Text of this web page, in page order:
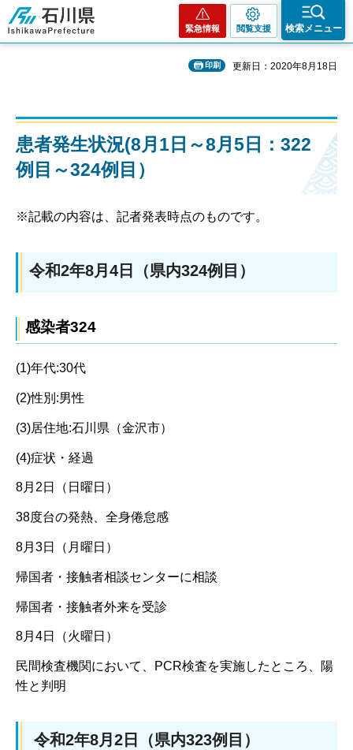
石川県
緊急情報 閲覧支援 検索メニュー
印刷 更新日：2020年8月18日
患者発生状況(8月1日～8月5日：322
例目～324例目）
※記載の内容は、記者発表時点のものです。
令和2年8月4日（県内324例目）
感染者324
(1)年代:30代
(2)性別:男性
(3)居住地:石川県（金沢市）
(4)症状・経過
8月2日（日曜日）
38度台の発熱、全身倦怠感
8月3日（月曜日）
帰国者・接触者相談センターに相談
帰国者・接触者外来を受診
8月4日（火曜日）
民間検査機関において、PCR検査を実施したところ、陽
性と判明
令和2年8月2日（県内323例目）